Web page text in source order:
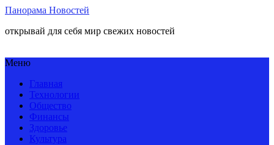
Панорама Новостей
открывай для себя мир свежих новостей
Меню
Главная
Технологии
Общество
Финансы
Здоровье
Культура